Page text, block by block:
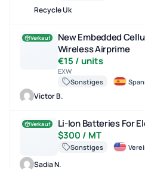
Recycle Uk
New Embedded Cellular Modem
Verkauf
New Embedded
Wireless Airprime
€15 / units
EXW
Sonstiges
Victor B.
Li-Ion Batteries For Electrical
Verkauf
Li-Ion Batteries For
$300 / MT
Sonstiges
Sadia N.